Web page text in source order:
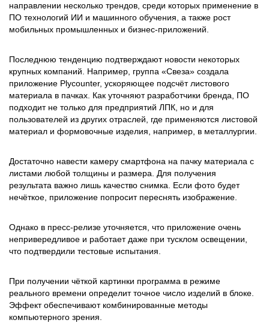
направлении несколько трендов, среди которых применение в
ПО технологий ИИ и машинного обучения, а также рост
мобильных промышленных и бизнес-приложений.
Последнюю тенденцию подтверждают новости некоторых
крупных компаний. Например, группа «Свеза» создала
приложение Plycounter, ускоряющее подсчёт листового
материала в пачках. Как уточняют разработчики бренда, ПО
подходит не только для предприятий ЛПК, но и для
пользователей из других отраслей, где применяются листовой
материал и формовочные изделия, например, в металлургии.
Достаточно навести камеру смартфона на пачку материала с
листами любой толщины и размера. Для получения
результата важно лишь качество снимка. Если фото будет
нечёткое, приложение попросит переснять изображение.
Однако в пресс-релизе уточняется, что приложение очень
непривередливое и работает даже при тусклом освещении,
что подтвердили тестовые испытания.
При получении чёткой картинки программа в режиме
реального времени определит точное число изделий в блоке.
Эффект обеспечивают комбинированные методы
компьютерного зрения.